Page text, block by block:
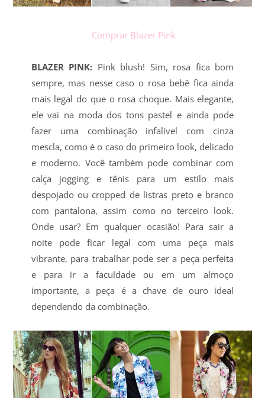
Comprar Blazer Pink
BLAZER PINK: Pink blush! Sim, rosa fica bom
sempre, mas nesse caso o rosa bebê fica ainda
mais legal do que o rosa choque. Mais elegante,
ele vai na moda dos tons pastel e ainda pode
fazer uma combinação infalível com cinza
mescla, como é o caso do primeiro look, delicado
e moderno. Você também pode combinar com
calça jogging e tênis para um estilo mais
despojado ou cropped de listras preto e branco
com pantalona, assim como no terceiro look.
Onde usar? Em qualquer ocasião! Para sair a
noite pode ficar legal com uma peça mais
vibrante, para trabalhar pode ser a peça perfeita
e para ir a faculdade ou em um almoço
importante, a peça é a chave de ouro ideal
dependendo da combinação.